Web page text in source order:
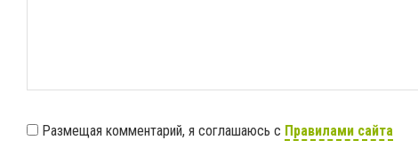
Размещая комментарий, я соглашаюсь с Правилами сайта